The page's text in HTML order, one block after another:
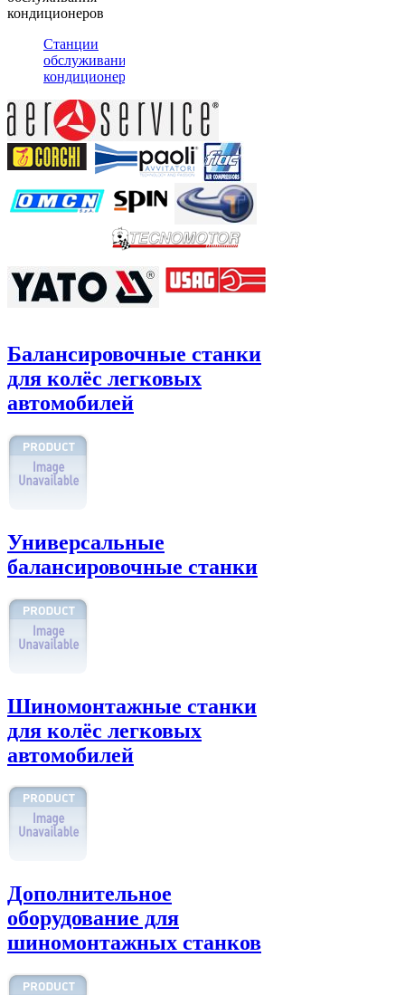
кондиционеров
Станции
обслуживания
кондиционеров
Балансировочные станки
для колёс легковых
автомобилей
Универсальные
балансировочные станки
Шиномонтажные станки
для колёс легковых
автомобилей
Дополнительное
оборудование для
шиномонтажных станков